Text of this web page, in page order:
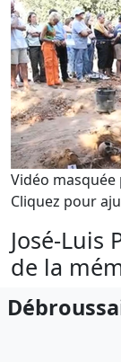
Vidéo masquée
Cliquez pour
José-Luis
de la